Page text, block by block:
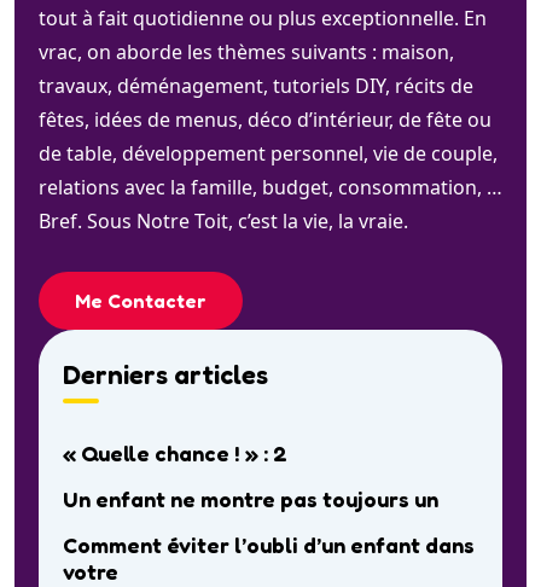
tout à fait quotidienne ou plus exceptionnelle. En
vrac, on aborde les thèmes suivants : maison,
travaux, déménagement, tutoriels DIY, récits de
fêtes, idées de menus, déco d’intérieur, de fête ou
de table, développement personnel, vie de couple,
relations avec la famille, budget, consommation, …
Bref. Sous Notre Toit, c’est la vie, la vraie.
Me Contacter
Derniers articles
« Quelle chance ! » : 2
Un enfant ne montre pas toujours un
Comment éviter l’oubli d’un enfant dans
votre